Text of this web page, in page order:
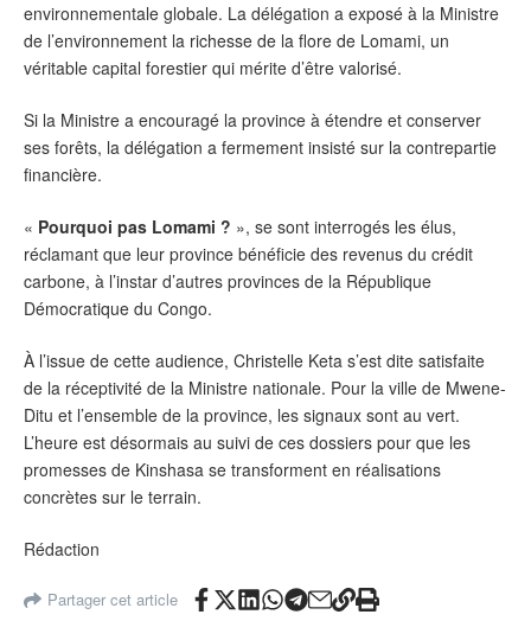
environnementale globale. La délégation a exposé à la Ministre
de l’environnement la richesse de la flore de Lomami, un
véritable capital forestier qui mérite d’être valorisé.
Si la Ministre a encouragé la province à étendre et conserver
ses forêts, la délégation a fermement insisté sur la contrepartie
financière.
« Pourquoi pas Lomami ? », se sont interrogés les élus,
réclamant que leur province bénéficie des revenus du crédit
carbone, à l’instar d’autres provinces de la République
Démocratique du Congo.
À l’issue de cette audience, Christelle Keta s’est dite satisfaite
de la réceptivité de la Ministre nationale. Pour la ville de Mwene-
Ditu et l’ensemble de la province, les signaux sont au vert.
L’heure est désormais au suivi de ces dossiers pour que les
promesses de Kinshasa se transforment en réalisations
concrètes sur le terrain.
Rédaction
Partager cet article